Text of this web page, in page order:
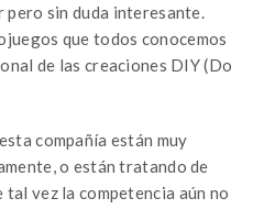
sin duda interesante.
que todos conocemos
de las creaciones DIY (Do
compañía están muy
o están tratando de
vez la competencia aún no